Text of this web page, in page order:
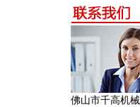
佛山市千高机